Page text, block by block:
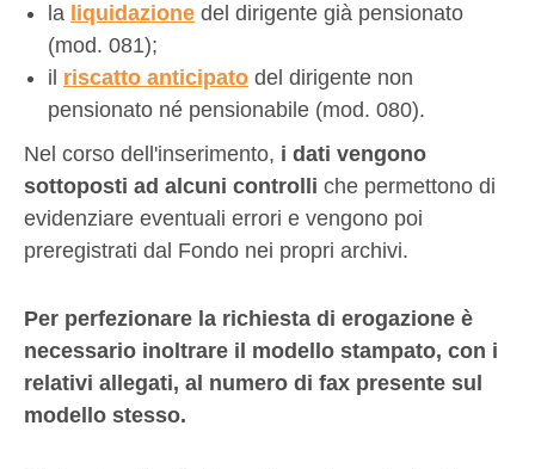
la liquidazione del dirigente già pensionato
(mod. 081);
il riscatto anticipato del dirigente non
pensionato né pensionabile (mod. 080).
Nel corso dell'inserimento, i dati vengono
sottoposti ad alcuni controlli che permettono di
evidenziare eventuali errori e vengono poi
preregistrati dal Fondo nei propri archivi.
Per perfezionare la richiesta di erogazione è
necessario inoltrare il modello stampato, con i
relativi allegati, al numero di fax presente sul
modello stesso.